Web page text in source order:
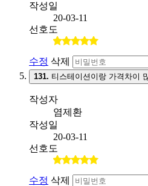
작성일
20-03-11
선호도
수정 삭제
131. 티스테이션이랑 가격차이
작성자
염제환
작성일
20-03-11
선호도
수정 삭제